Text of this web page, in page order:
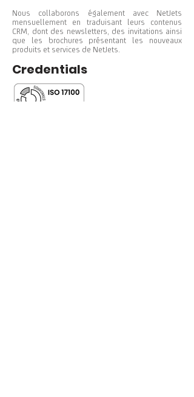
Nous collaborons également avec NetJets
mensuellement en traduisant leurs contenus
CRM, dont des newsletters, des invitations ainsi
que les brochures présentant les nouveaux
produits et services de NetJets.
Credentials